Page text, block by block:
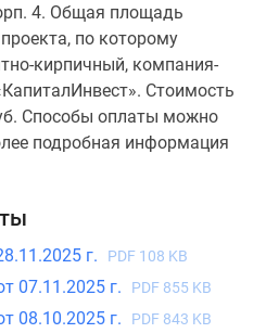
4. Общая площадь
по которому
кирпичный, компания-
Стоимость
Способы оплаты можно
подробная информация
г. PDF 108 KB
07.11.2025 г. PDF 855 KB
08.10.2025 г. PDF 843 KB